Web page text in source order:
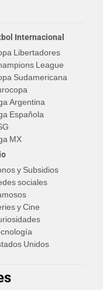
Internacional
Libertadores
League
Sudamericana
Argentina
Española
MX
y Subsidios
sociales
y Cine
Unidos